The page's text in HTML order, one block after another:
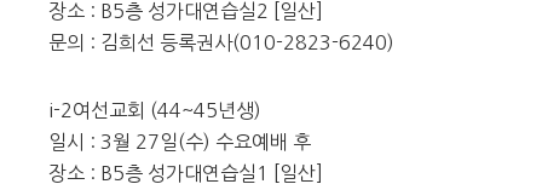
장소 : B5층 성가대연습실2 [일산]
문의 : 김희선 등록권사(010-2823-6240)
i-2여선교회 (44~45년생)
일시 : 3월 27일(수) 수요예배 후
장소 : B5층 성가대연습실1 [일산]